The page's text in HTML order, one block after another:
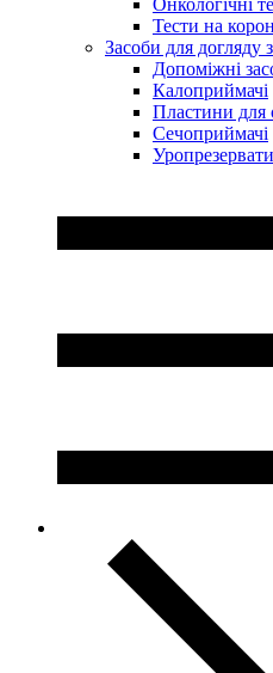
Онкологічні
Тести на
Засоби для догляду
Допоміжні
Калоприймачі
Пластини для
Сечоприймачі